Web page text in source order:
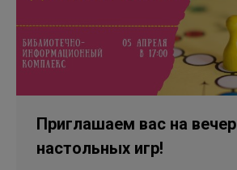
Приглашаем вас на вечер
настольных игр!